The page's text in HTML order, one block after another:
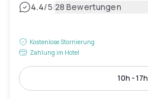
4.4/5|28 Bewertungen
Kostenlose Stornierung
Zahlung im Hotel
10h - 17h